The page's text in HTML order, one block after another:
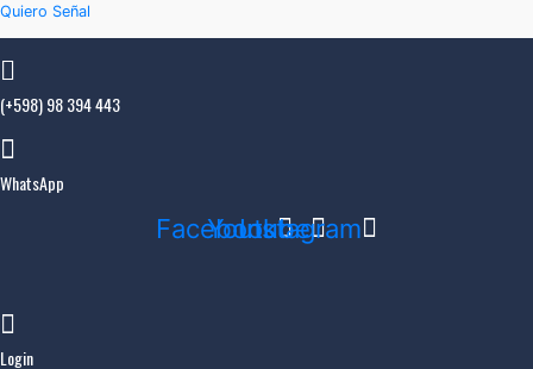
Quiero Señal
(+598) 98 394 443
WhatsApp
Facebook
Youtube
Instagram
Login